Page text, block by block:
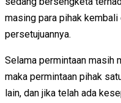
masing para pihak
persetujuannya.
Selama permintaan masih
maka permintaan pihak
lain, dan jika telah ada